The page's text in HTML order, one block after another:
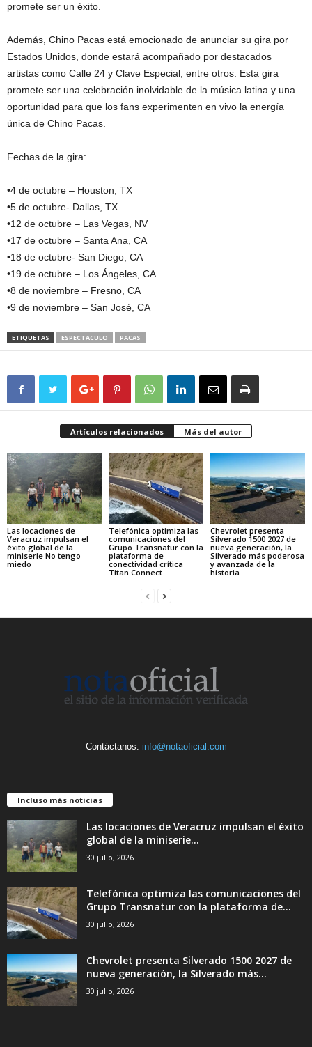
promete ser un éxito.
Además, Chino Pacas está emocionado de anunciar su gira por
Estados Unidos, donde estará acompañado por destacados
artistas como Calle 24 y Clave Especial, entre otros. Esta gira
promete ser una celebración inolvidable de la música latina y una
oportunidad para que los fans experimenten en vivo la energía
única de Chino Pacas.
Fechas de la gira:
•4 de octubre – Houston, TX
•5 de octubre- Dallas, TX
•12 de octubre – Las Vegas, NV
•17 de octubre – Santa Ana, CA
•18 de octubre- San Diego, CA
•19 de octubre – Los Ángeles, CA
•8 de noviembre – Fresno, CA
•9 de noviembre – San José, CA
ETIQUETAS ESPECTACULO PACAS
Artículos relacionados Más del autor
Las locaciones de
Veracruz impulsan el
éxito global de la
miniserie No tengo
miedo
Telefónica optimiza las
comunicaciones del
Grupo Transnatur con la
plataforma de
conectividad crítica
Titan Connect
Chevrolet presenta
Silverado 1500 2027 de
nueva generación, la
Silverado más poderosa
y avanzada de la
historia
Contáctanos: info@notaoficial.com
Incluso más noticias
Las locaciones de Veracruz impulsan el éxito
global de la miniserie...
30 julio, 2026
Telefónica optimiza las comunicaciones del
Grupo Transnatur con la plataforma de...
30 julio, 2026
Chevrolet presenta Silverado 1500 2027 de
nueva generación, la Silverado más...
30 julio, 2026